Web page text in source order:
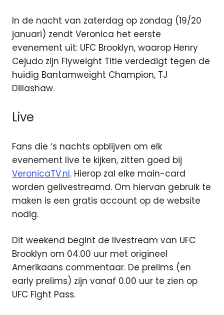
In de nacht van zaterdag op zondag (19/20
januari) zendt Veronica het eerste
evenement uit: UFC Brooklyn, waarop Henry
Cejudo zijn Flyweight Title verdedigt tegen de
huidig Bantamweight Champion, TJ
Dillashaw.
Live
Fans die ‘s nachts opblijven om elk
evenement live te kijken, zitten goed bij
VeronicaTV.nl. Hierop zal elke main-card
worden gelivestreamd. Om hiervan gebruik te
maken is een gratis account op de website
nodig.
Dit weekend begint de livestream van UFC
Brooklyn om 04.00 uur met origineel
Amerikaans commentaar. De prelims (en
early prelims) zijn vanaf 0.00 uur te zien op
UFC Fight Pass.